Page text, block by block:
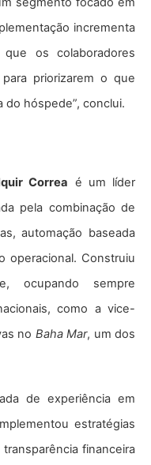
incrementa
os colaboradores
priorizarem o que
hóspede”, conclui.
Correa é um líder
pela combinação de
automação baseada
operacional. Construiu
ocupando sempre
como a vice-
no Baha Mar, um dos
de experiência em
estratégias
financeira